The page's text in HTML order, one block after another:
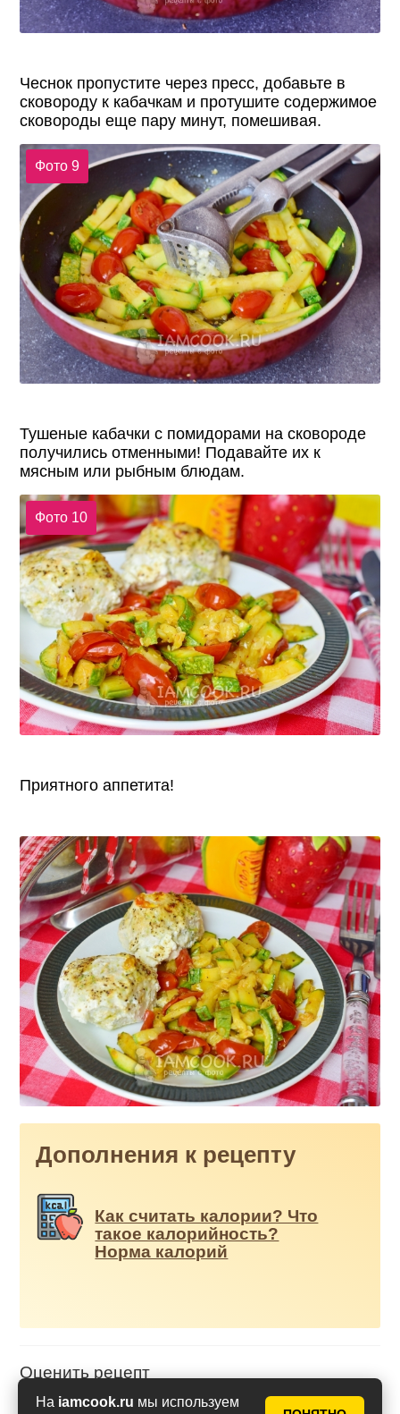
На iamcook.ru мы используем
Чеснок пропустите через пресс, добавьте в
сковороду к кабачкам и протушите содержимое
сковороды еще пару минут, помешивая.
Фото 9
Тушеные кабачки с помидорами на сковороде
получились отменными! Подавайте их к
мясным или рыбным блюдам.
Фото 10
Приятного аппетита!
Дополнения к рецепту
Как считать калории? Что
такое калорийность?
Норма калорий
Оценить рецепт